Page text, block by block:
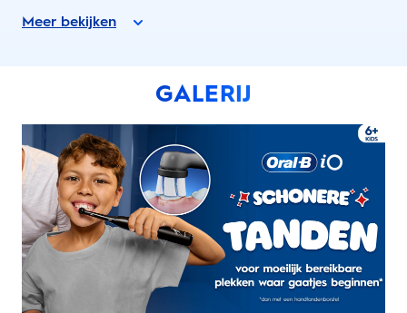
Meer bekijken
GALERIJ